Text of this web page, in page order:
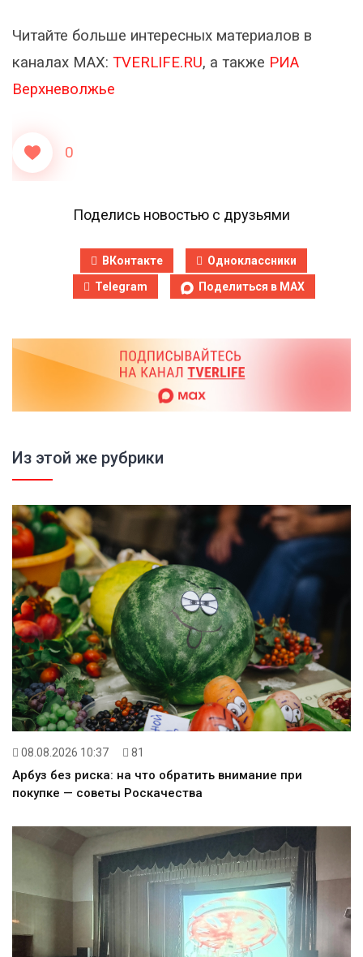
Читайте больше интересных материалов в
каналах МАХ: TVERLIFE.RU, а также РИА
Верхневолжье
0
Поделись новостью с друзьями
ВКонтакте
Одноклассники
Telegram
Поделиться в MAX
Из этой же рубрики
08.08.2026 10:37 81
Арбуз без риска: на что обратить внимание при
покупке — советы Роскачества